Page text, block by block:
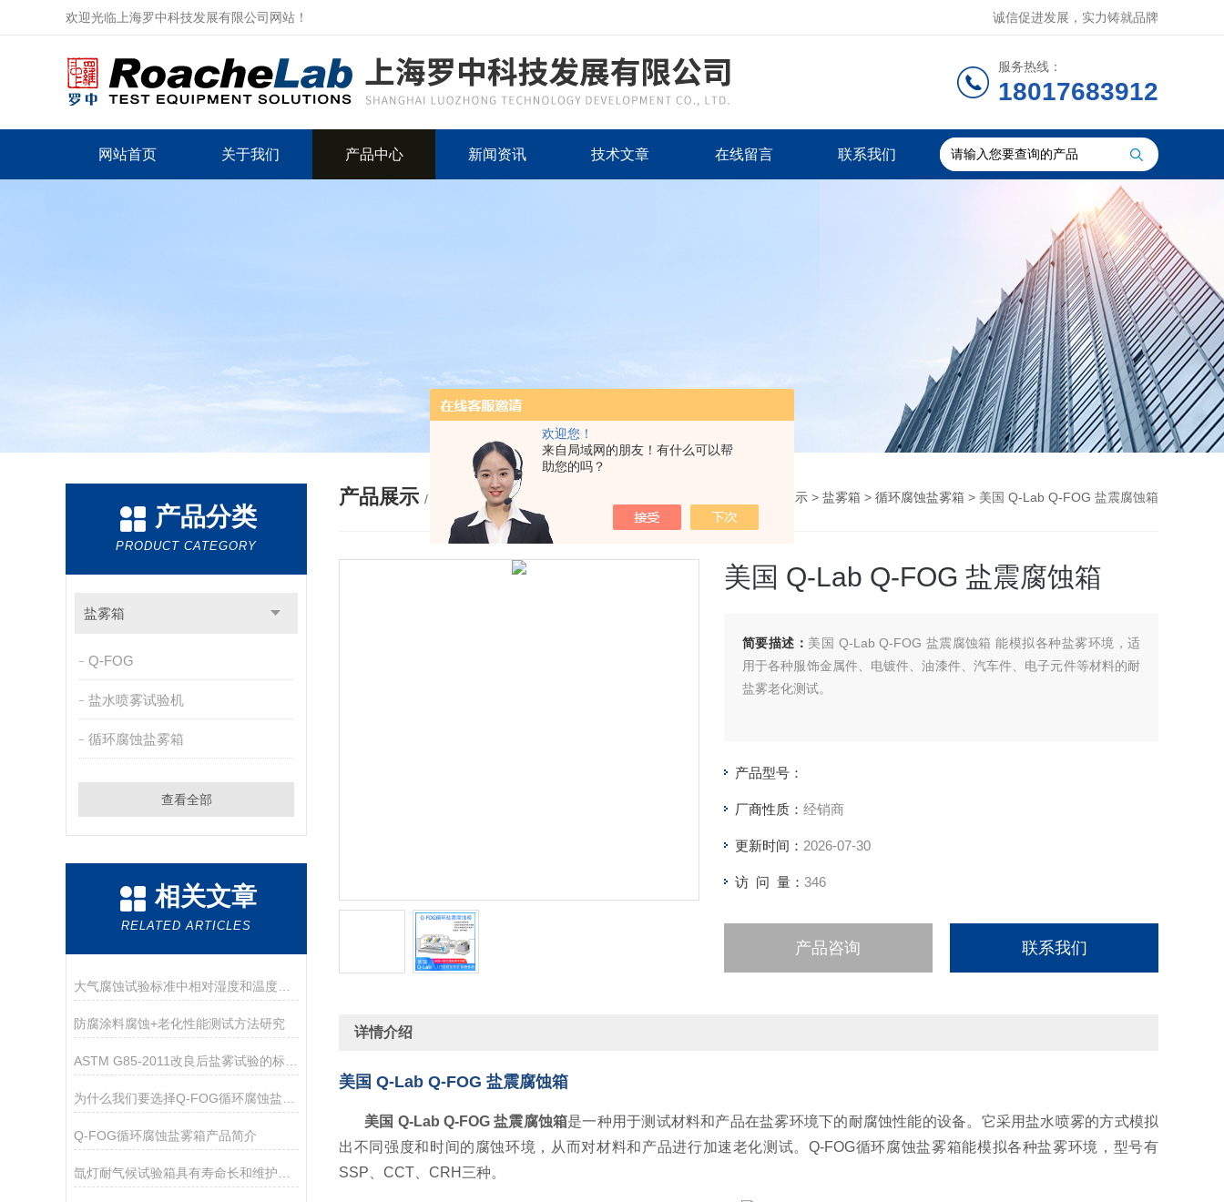
欢迎您！
来自局域网的朋友！有什么可以帮
助您的吗？
欢迎光临上海罗中科技发展有限公司网站！ 诚信促进发展，实力铸就品牌
服务热线：
18017683912
网站首页 关于我们 产品中心 新闻资讯 技术文章 在线留言 联系我们
产品分类
PRODUCT CATEGORY
盐雾箱
Q-FOG
盐水喷雾试验机
循环腐蚀盐雾箱
查看全部
相关文章
RELATED ARTICLES
防腐涂料腐蚀+老化性能测试方法研究
Q-FOG循环腐蚀盐雾箱产品简介
产品展示 / PRODUCTS 产品展示 > 盐雾箱 > 循环腐蚀盐雾箱 > 美国 Q-Lab Q-FOG 盐震腐蚀箱
美国 Q-Lab Q-FOG 盐震腐蚀箱
简要描述： 美国 Q-Lab Q-FOG 盐震腐蚀箱 能模拟各种盐雾环境，适
用于各种服饰金属件、电镀件、油漆件、汽车件、电子元件等材料的耐
盐雾老化测试。
产品型号：
厂商性质： 经销商
更新时间： 2026-07-30
访 问 量： 346
产品咨询 联系我们
详情介绍
美国 Q-Lab Q-FOG 盐震腐蚀箱
美国 Q-Lab Q-FOG 盐震腐蚀箱是一种用于测试材料和产品在盐雾环境下的耐腐蚀性能的设备。它采用盐水喷雾的方式模拟
出不同强度和时间的腐蚀环境，从而对材料和产品进行加速老化测试。Q-FOG循环腐蚀盐雾箱能模拟各种盐雾环境，型号有
SSP、CCT、CRH三种。